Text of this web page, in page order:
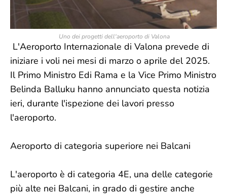
Uno dei progetti dell'aeroporto di Valona
L'Aeroporto Internazionale di Valona prevede di
iniziare i voli nei mesi di marzo o aprile del 2025.
Il Primo Ministro Edi Rama e la Vice Primo Ministro
Belinda Balluku hanno annunciato questa notizia
ieri, durante l'ispezione dei lavori presso
l'aeroporto.
Aeroporto di categoria superiore nei Balcani
L'aeroporto è di categoria 4E, una delle categorie
più alte nei Balcani, in grado di gestire anche